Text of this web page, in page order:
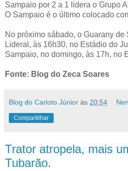
Sampaio por 2 a 1 lidera o Grupo
O Sampaio é o último colocado
No próximo sábado, o Guarany de
Lideral, às 16h30, no Estádio do
Sampaio, no domingo, às 17h, no
Fonte: Blog do Zeca Soares
Blog do Carloto Júnior às 20:54
Compartilhar
Trator atropela, mais
Tubarão.